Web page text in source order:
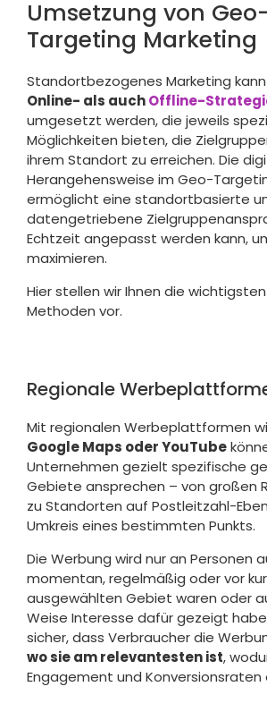
Umsetzung von Geo-
Targeting Marketing
Standortbezogenes Marketing kann
Online- als auchOffline-
umgesetzt werden, die jeweils
Möglichkeiten bieten, die
ihrem Standort zu erreichen. Die
Herangehensweise im Geo-
ermöglicht eine standortbasierte
datengetriebene
Echtzeit angepasst werden kann,
maximieren.
Hier stellen wir Ihnen die
Methoden vor.
Regionale
Mit regionalen Werbeplattformen
Google Maps oder YouTube
Unternehmen gezielt spezifische
Gebiete ansprechen – von großen
zu Standorten auf Postleitzahl-
Umkreis eines bestimmten Punkts.
Die Werbung wird nur an Personen
momentan, regelmäßig oder vor
ausgewählten Gebiet waren oder
Weise Interesse dafür gezeigt
sicher, dass Verbraucher die
wo sie am relevantesten ist,
Engagement und Konversionsraten